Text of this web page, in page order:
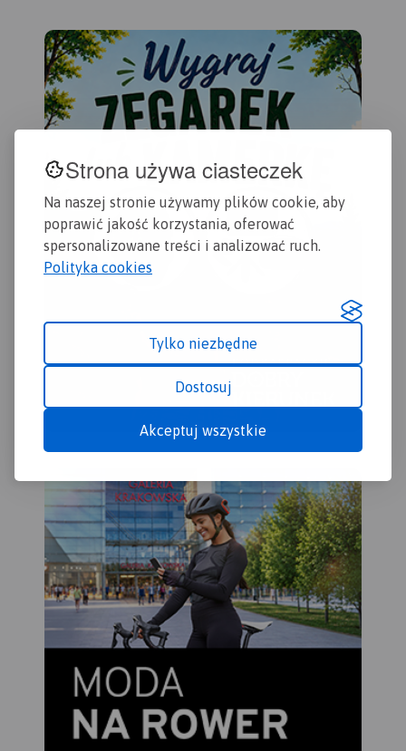
Strona używa ciasteczek
Na naszej stronie używamy plików cookie, aby
poprawić jakość korzystania, oferować
spersonalizowane treści i analizować ruch.
Polityka cookies
Tylko niezbędne
Dostosuj
Akceptuj wszystkie
Kostrzyn.
turystyczno-krajoznawcze
oraz informacje praktyczne.
Rok Wydania 2017